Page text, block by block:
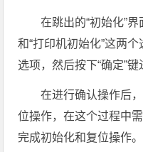
在跳出的“初始化”
和“打印机初始化”这两
选项，然后按下“确定”键
在进行确认操作后
位操作，在这个过程中
完成初始化和复位操作。